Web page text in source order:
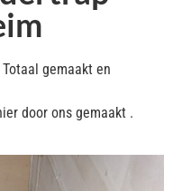
gemaakt en
door ons gemaakt .